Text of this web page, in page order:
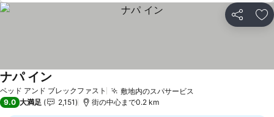
シェア お
ベッド アンド ブレックファスト 敷地内のスパサービス
ナパ イン
9.0 大満足 2,151 街の中心まで0.2 km